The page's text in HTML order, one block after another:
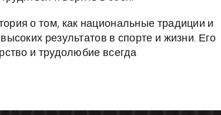
о том, как национальные традиции и
результатов в спорте и жизни. Его
и трудолюбие всегда